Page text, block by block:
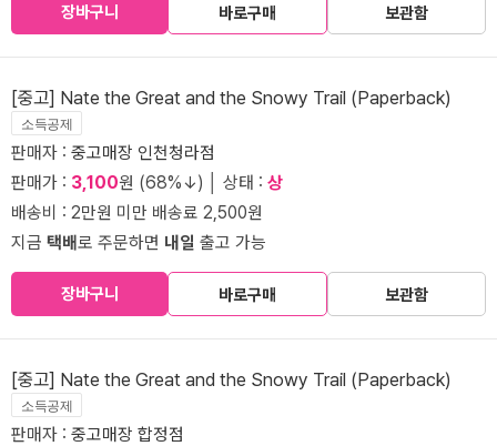
장바구니 바로구매 보관함
[중고] Nate the Great and the Snowy Trail (Paperback)
소득공제
판매자 : 중고매장 인천청라점
판매가 : 3,100원 (68%↓) │ 상태 : 상
배송비 : 2만원 미만 배송료 2,500원
지금 택배로 주문하면 내일 출고 가능
장바구니 바로구매 보관함
[중고] Nate the Great and the Snowy Trail (Paperback)
소득공제
판매자 : 중고매장 합정점